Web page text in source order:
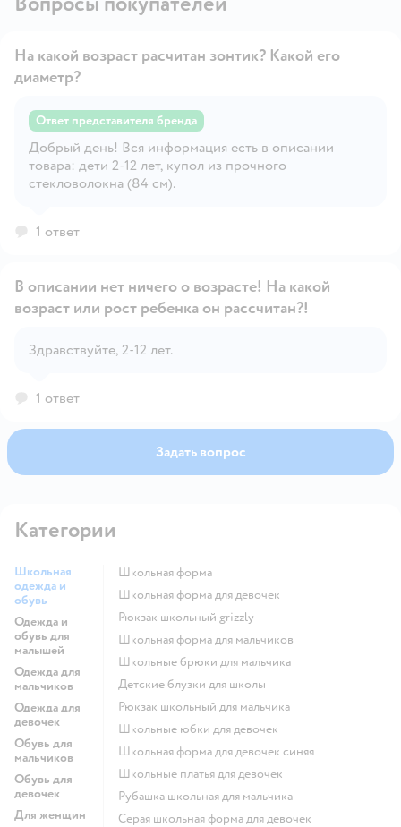
Открыть вопрос
На какой возраст расчитан зонтик? Какой его
диаметр?
Ответ представителя бренда
Добрый день! Вся информация есть в описании
товара: дети 2-12 лет, купол из прочного
стекловолокна (84 см).
1 ответ
В описании нет ничего о возрасте! На какой
возраст или рост ребенка он рассчитан?!
Здравствуйте, 2-12 лет.
1 ответ
Задать вопрос
Категории
Школьная
одежда и
обувь
Одежда и
обувь для
малышей
Одежда для
мальчиков
Одежда для
девочек
Обувь для
мальчиков
Обувь для
девочек
Для женщин
Школьная форма
Школьная форма для девочек
Рюкзак школьный grizzly
Школьная форма для мальчиков
Школьные брюки для мальчика
Детские блузки для школы
Рюкзак школьный для мальчика
Школьные юбки для девочек
Школьная форма для девочек синяя
Школьные платья для девочек
Рубашка школьная для мальчика
Серая школьная форма для девочек